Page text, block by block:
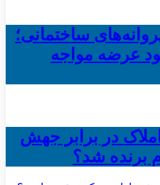
ساختمانی؛
عرضه مواجه
در برابر جهش
برنده شد؟